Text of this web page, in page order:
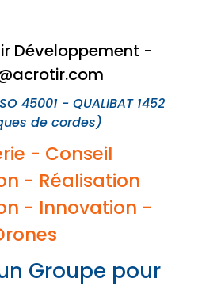
Développement -
45001 - QUALIBAT 1452
de cordes)
- Conseil
- Réalisation
- Innovation -
Groupe pour